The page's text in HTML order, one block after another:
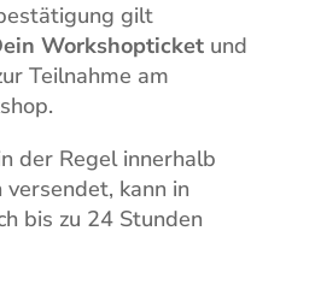
gilt
Workshopticketund
Teilnahme am
der Regel innerhalb
kann in
bis zu 24 Stunden